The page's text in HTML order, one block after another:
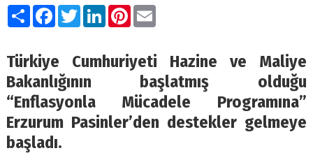
PaylaşFacebook
TwitterLinkedIn
Pinterest
Email
Türkiye Cumhuriyeti Hazine ve Maliye
Bakanlığının başlatmış olduğu
“Enflasyonla Mücadele Programına”
Erzurum Pasinler’den destekler gelmeye
başladı.